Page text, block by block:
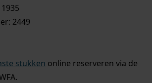
2449
stukken online reserveren via de